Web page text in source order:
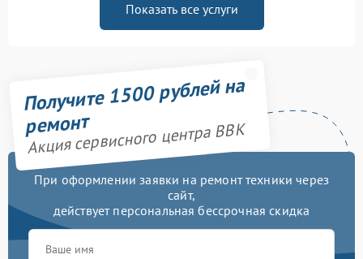
Показать все услуги
Получите 1500 рублей на
ремонт
Акция сервисного центра BBK
При оформлении заявки на ремонт техники через
сайт,
действует персональная бессрочная скидка